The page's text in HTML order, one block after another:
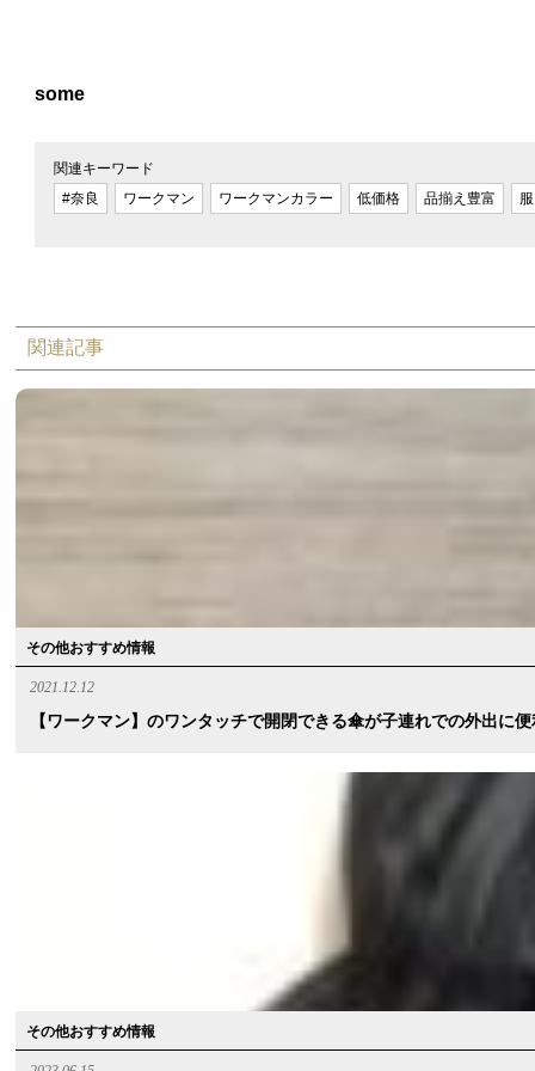
some
関連キーワード
#奈良
ワークマン ワークマンカラー 低価格 品揃え豊富 服
関連記事
その他おすすめ情報
2021.12.12
【ワークマン】のワンタッチで開閉できる傘が子連れでの外出に
その他おすすめ情報